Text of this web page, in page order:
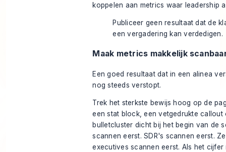
koppelen aan metrics waar leadership
Publiceer geen resultaat dat de
een vergadering kan verdedigen.
Maak metrics makkelijk
Een goed resultaat dat in een alinea
nog steeds verstopt.
Trek het sterkste bewijs hoog op de
een stat block, een vetgedrukte callout
bulletcluster dicht bij het begin van de
scannen eerst. SDR's scannen eerst.
executives scannen eerst. Als het cijfer